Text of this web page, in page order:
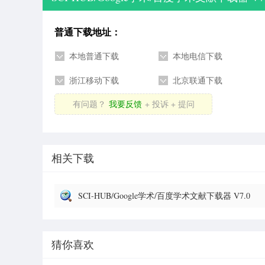
普通下载地址：
本地普通下载 本地电信下载
浙江移动下载 北京联通下载
有问题？ 我要反馈 + 投诉 + 提问
相关下载
SCI-HUB/Google学术/百度学术文献下载器 V7.0
猜你喜欢